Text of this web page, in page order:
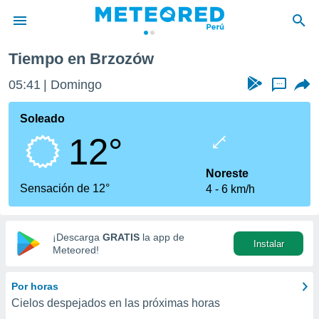
de
ha sido
calidad.
a este
las
y
digital
basada
Tiempo en Brzozów
05:41 Domingo ...
Soleado
12°
Sensación de 12°
Noreste
4
6 km/h
¡Descarga GRATIS la app de
Meteored!
Instalar
Por horas
Cielos despejados en las próximas horas